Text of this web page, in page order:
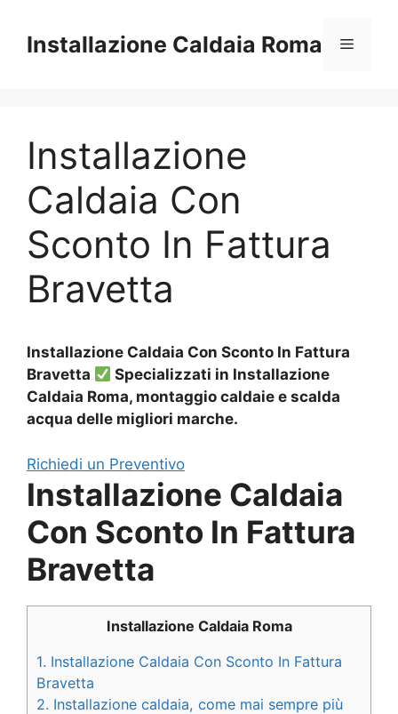
contenuto
Installazione Caldaia Roma Menu
Installazione
Caldaia Con
Sconto In Fattura
Bravetta
Installazione Caldaia Con Sconto In Fattura
Bravetta
Specializzati in Installazione
Caldaia Roma, montaggio caldaie e scalda
acqua delle migliori marche.
Richiedi un Preventivo
Installazione Caldaia
Con Sconto In Fattura
Bravetta
Installazione Caldaia Roma
1. Installazione Caldaia Con Sconto In Fattura
Bravetta
2. Installazione caldaia, come mai sempre più